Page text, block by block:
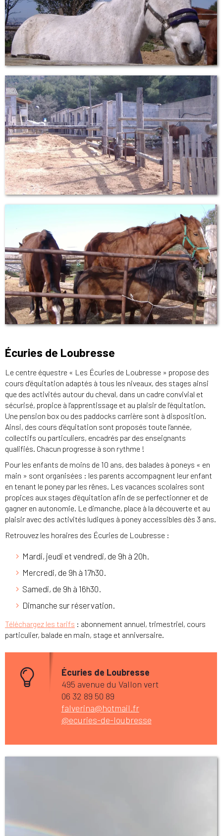
Écuries de Loubresse
Le centre équestre « Les Écuries de Loubresse » propose des
cours d’équitation adaptés à tous les niveaux, des stages ainsi
que des activités autour du cheval, dans un cadre convivial et
sécurisé, propice à l’apprentissage et au plaisir de l’équitation.
Une pension box ou des paddocks carrière sont à disposition.
Ainsi, des cours d’équitation sont proposés toute l’année,
collectifs ou particuliers, encadrés par des enseignants
qualifiés. Chacun progresse à son rythme !
Pour les enfants de moins de 10 ans, des balades à poneys « en
main » sont organisées : les parents accompagnent leur enfant
en tenant le poney par les rênes. Les vacances scolaires sont
propices aux stages d’équitation afin de se perfectionner et de
gagner en autonomie. Le dimanche, place à la découverte et au
plaisir avec des activités ludiques à poney accessibles dès 3 ans.
Retrouvez les horaires des Écuries de Loubresse :
Mardi, jeudi et vendredi, de 9h à 20h.
Mercredi, de 9h à 17h30.
Samedi, de 9h à 16h30.
Dimanche sur réservation.
Téléchargez les tarifs : abonnement annuel, trimestriel, cours
particulier, balade en main, stage et anniversaire.
Écuries de Loubresse
495 avenue du Vallon vert
06 32 89 50 89
falverina@hotmail.fr
@ecuries-de-loubresse